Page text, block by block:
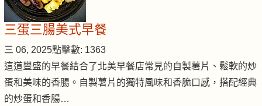
三蛋三腸美式早餐
三 06, 2025點擊數: 1363
這道豐盛的早餐結合了北美早餐店常見的自製薯片、鬆軟的炒
蛋和美味的香腸。自製薯片的獨特風味和香脆口感，搭配經典
的炒蛋和香腸…